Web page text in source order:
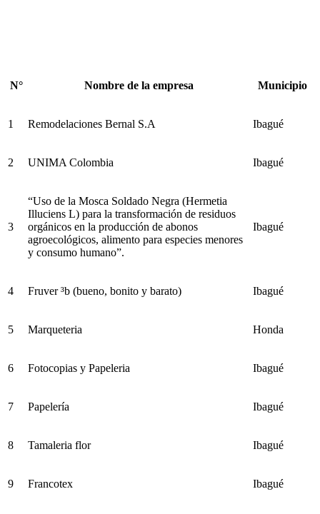
N° Nombre de la empresa Municipio
1 Remodelaciones Bernal S.A Ibagué
2 UNIMA Colombia Ibagué
3
“Uso de la Mosca Soldado Negra (Hermetia
Illuciens L) para la transformación de residuos
orgánicos en la producción de abonos
agroecológicos, alimento para especies menores
y consumo humano”.
Ibagué
4 Fruver ³b (bueno, bonito y barato) Ibagué
5 Marqueteria Honda
6 Fotocopias y Papeleria Ibagué
7 Papelería Ibagué
8 Tamaleria flor Ibagué
9 Francotex Ibagué